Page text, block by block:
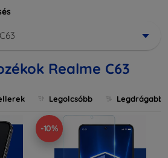
Realme C63
Legolcsóbb Legdrágabb
-10%